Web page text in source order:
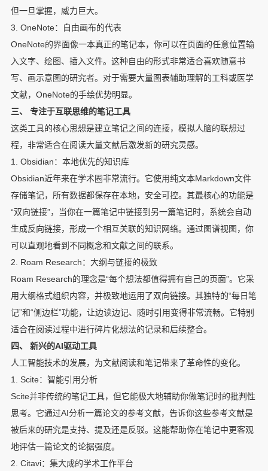
但一旦掌握，威力巨大。
3. OneNote：自由画布的代表
OneNote的界面像一本真正的笔记本，你可以在页面的任意位置输
入文字、绘图、插入文件。这种自由的形式非常适合喜欢随意书
写、画示意图的研究者。对于需要大量图表辅助理解的工科或医学
文献，OneNote的手绘优势明显。
三、 专注于互联思维的笔记工具
这类工具的核心思想是建立笔记之间的连接，模拟人脑的联想过
程，非常适合在阅读大量文献后激发新的研究灵感。
1. Obsidian：本地优先的知识库
Obsidian近年来在学术圈非常流行。它使用纯文本Markdown文件
存储笔记，所有数据都保存在本地，安全可控。其最核心的功能是
“双向链接”，当你在一篇笔记中链接到另一篇笔记时，系统会自动
生成反向链接，形成一个相互关联的知识网络。通过图谱视图，你
可以直观地看到不同概念和文献之间的联系。
2. Roam Research：大纲与链接的极致
Roam Research的理念是“每个想法都值得拥有自己的页面”。它采
用大纲格式组织内容，并极致地运用了双向链接。其独特的“每日笔
记”和“侧边栏”功能，让边读边记、随时引用变得非常流畅。它特别
适合在阅读过程中进行碎片化想法的记录和后续整合。
四、 新兴的AI驱动工具
人工智能技术的发展，为文献阅读和笔记带来了革命性的变化。
1. Scite：智能引用分析
Scite并非传统的笔记工具，但它能极大地辅助你做笔记时的批判性
思考。它通过AI分析一篇论文的参考文献，告诉你这些参考文献是
被后来的研究是支持、提及还是反驳。这能帮助你在笔记中更客观
地评估一篇论文的论据强度。
2. Citavi：集大成的学术工作平台